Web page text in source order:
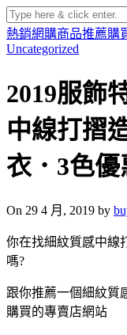
熱銷網購商品推薦購
Uncategorized
2019服飾
中線打摺
衣．3色
On 29 4 月, 2019 by
你在找細紋質感中線
嗎?
跟你推薦一個細紋質
購買的專賣店網站